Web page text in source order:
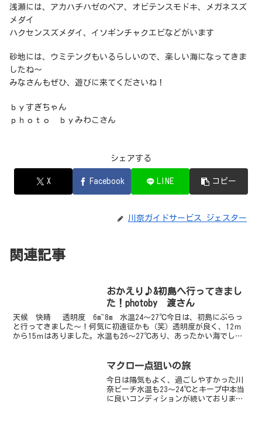
浅瀬には、アカハチハゼのペア、オビテンスモドキ、メガネスズ
メダイ
ハクセンスズメダイ、イソギンチャクエビなどがいます
砂地には、ウミテングもいるらしいので、楽しい海になってきま
したね～
みなさんもぜひ、遊びに来てくださいね！
ｂｙすぎちゃん
ｐｈｏｔｏ ｂｙみわこさん
シェアする
X Facebook LINE コピー
川奈ガイドサービス ジェスター
関連記事
おかえり♪&初島へ行ってきまし
た！photoby 渡さん
天候 快晴 透明度 6m~8m 水温24～27℃今日は、初島にぶらっ
と行ってきました～！何気に初遠征かも（笑）透明度が良く、12ｍ
から15ｍはありました。水温も26～27℃あり、あったかい海でし
マクロ一点狙いの旅
今日は陽気もよく、過ごしやすかった川
奈ビーチ水温も23～24℃とキープ中本当
に良いコンディションが続いております